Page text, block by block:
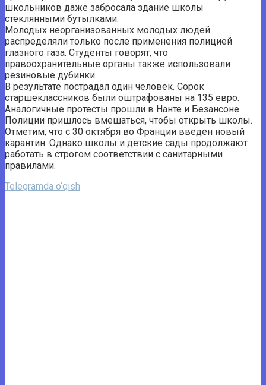
школьников даже забросала здание школы
стеклянными бутылками.
Молодых неорганизованных молодых людей
распределяли только после применения полицией
глазного газа. Студенты говорят, что
правоохранительные органы также использовали
резиновые дубинки.
В результате пострадал один человек. Сорок
старшеклассников были оштрафованы на 135 евро.
Аналогичные протесты прошли в Нанте и Безансоне.
Полиции пришлось вмешаться, чтобы открыть школы.
Отметим, что с 30 октября во Франции введен новый
карантин. Однако школы и детские сады продолжают
работать в строгом соответствии с санитарными
правилами.
Telegramda o‘qish